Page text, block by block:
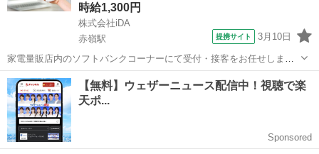
時給1,300円
株式会社iDA
赤嶺駅
提携サイト 3月10日
家電量販店内のソフトバンクコーナーにて受付・接客をお任せしま
す。 お客様の困りごとや操作のご案内、使用用途に合ったプランをご
提案。 現代の必需品であるスマホに詳しくなれるので、ご自身の今後
の生活はもちろんお友達やご家族にも...
沖縄 那覇市 赤嶺駅 スーパー